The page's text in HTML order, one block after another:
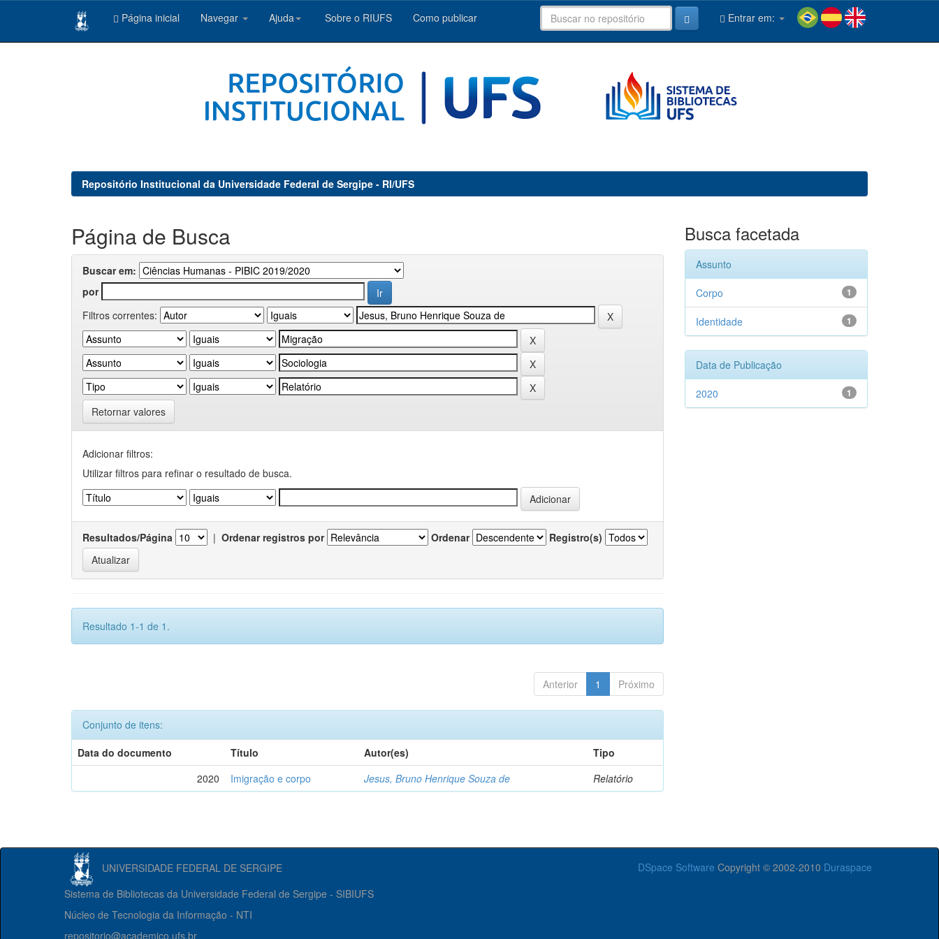
Página inicial Navegar Ajuda Sobre o RIUFS Como publicar Entrar em:
Repositório Institucional da Universidade Federal de Sergipe - RI/UFS
Página de Busca
Buscar em:
por
Filtros correntes:
Retornar valores
Adicionar filtros:
Utilizar filtros para refinar o resultado de busca.
Resultados/Página | Ordenar registros por Ordenar Registro(s)
Resultado 1-1 de 1.
Anterior 1 Próximo
Conjunto de itens:
Data do documento
Título Autor(es)
Tipo
2020
Imigração e corpo Jesus, Bruno Henrique Souza de Relatório
Busca facetada
Assunto
1
Corpo
1
Identidade
Data de Publicação
1
2020
UNIVERSIDADE FEDERAL DE SERGIPE DSpace Software Copyright © 2002-2010 Duraspace
Sistema de Bibliotecas da Universidade Federal de Sergipe - SIBIUFS
Núcleo de Tecnologia da Informação - NTI
repositorio@academico.ufs.br